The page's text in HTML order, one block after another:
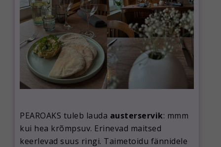
PEAROAKS tuleb lauda austerservik: mmm
kui hea krõmpsuv. Erinevad maitsed
keerlevad suus ringi. Taimetoidu fännidele